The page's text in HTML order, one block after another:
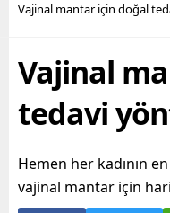
Vajinal mantar için doğal
Vajinal
tedavi
Hemen her kadının
vajinal mantar için